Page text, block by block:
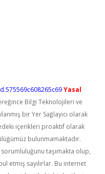
Yasal
Bilgi Teknolojileri ve
bir Yer Sağlayıcı olarak
içerikleri proaktif olarak
bulunmamaktadır.
taşımakta olup,
etmiş sayılırlar. Bu internet